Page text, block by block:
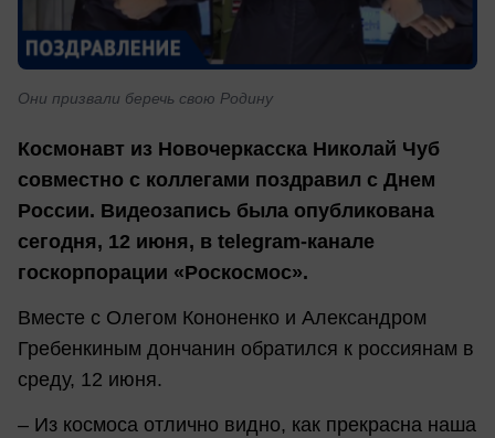
Они призвали беречь свою Родину
Космонавт из Новочеркасска Николай Чуб
совместно с коллегами поздравил с Днем
России. Видеозапись была опубликована
сегодня, 12 июня, в telegram-канале
госкорпорации «Роскосмос».
Вместе с Олегом Кононенко и Александром
Гребенкиным дончанин обратился к россиянам в
среду, 12 июня.
– Из космоса отлично видно, как прекрасна наша